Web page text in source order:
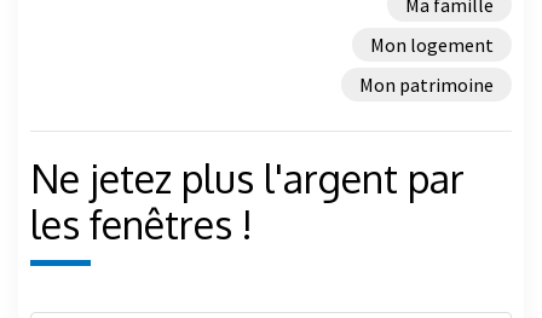
Ma famille
Mon logement
Mon patrimoine
Ne jetez plus l'argent par
les fenêtres !